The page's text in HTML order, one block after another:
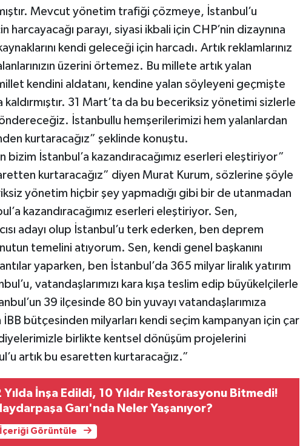
Mevcut yönetim trafiği çözmeye, İstanbul’u
harcayacağı parayı, siyasi ikbali için CHP’nin dizaynına
kendi geleceği için harcadı. Artık reklamlarınız
üzerini örtemez. Bu millete artık yalan
kendini aldatanı, kendine yalan söyleyeni geçmişte
31 Mart’ta da bu beceriksiz yönetimi sizlerle
İstanbullu hemşerilerimizi hem yalanlardan
kurtaracağız” şeklinde konuştu.
bizim İstanbul’a kazandıracağımız eserleri eleştiriyor”
kurtaracağız” diyen Murat Kurum, sözlerine şöyle
yönetim hiçbir şey yapmadığı gibi bir de utanmadan
kazandıracağımız eserleri eleştiriyor. Sen,
adayı olup İstanbul’u terk ederken, ben deprem
temelini atıyorum. Sen, kendi genel başkanını
yaparken, ben İstanbul’da 365 milyar liralık yatırım
vatandaşlarımızı kara kışa teslim edip büyükelçilerle
39 ilçesinde 80 bin yuvayı vatandaşlarımıza
bütçesinden milyarları kendi seçim kampanyan için çar
birlikte kentsel dönüşüm projelerini
artık bu esaretten kurtaracağız.”
Yılda İnşa Edildi, 10 Yıldır Restorasyonu Bitmedi!
Garı'nda Neler Yaşanıyor?
İçeriği Görüntüle